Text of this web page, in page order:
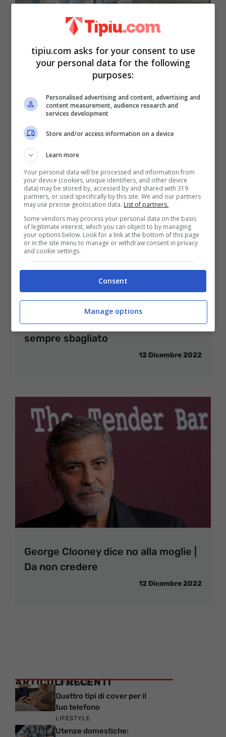
Scandalo Covid, una mossa
disonesta e pericolosa
Teo Mammucari come si scrive? Hai
sempre sbagliato
12 Dicembre 2022
George Clooney dice no alla moglie |
Da non credere
12 Dicembre 2022
ARTICOLI RECENTI
LIFESTYLE
Quattro tipi di cover per il
tuo telefono
LIFESTYLE
Utenze domestiche:
tipiu.com asks for your consent to use
your personal data for the following
purposes:
Personalised advertising and content, advertising and
content measurement, audience research and
services development
Store and/or access information on a device
Learn more
Your personal data will be processed and information from
your device (cookies, unique identifiers, and other device
data) may be stored by, accessed by and shared with 319
partners, or used specifically by this site. We and our partners
may use precise geolocation data. List of partners.
Some vendors may process your personal data on the basis
of legitimate interest, which you can object to by managing
your options below. Look for a link at the bottom of this page
or in the site menu to manage or withdraw consent in privacy
and cookie settings.
Consent
Manage options